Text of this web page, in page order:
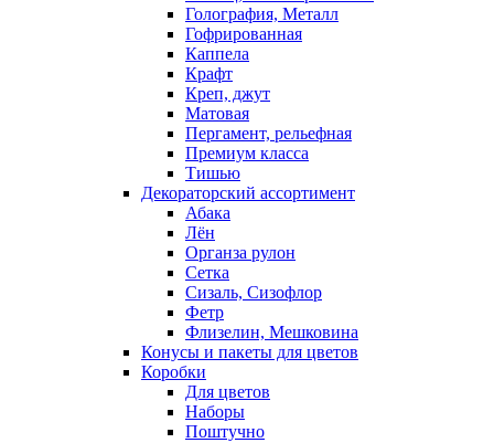
Голография, Металл
Гофрированная
Каппела
Крафт
Креп, джут
Матовая
Пергамент, рельефная
Премиум класса
Тишью
Декораторский ассортимент
Абака
Лён
Органза рулон
Сетка
Сизаль, Сизофлор
Фетр
Флизелин, Мешковина
Конусы и пакеты для цветов
Коробки
Для цветов
Наборы
Поштучно